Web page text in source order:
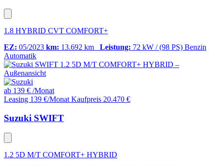
1.8 HYBRID CVT COMFORT+
EZ: 05/2023 km: 13.692 km Leistung: 72 kW / (98 PS) Benzin
Automatik
ab 139 € /Monat
Leasing 139 €/Monat Kaufpreis 20.470 €
Suzuki SWIFT
1.2 5D M/T COMFORT+ HYBRID